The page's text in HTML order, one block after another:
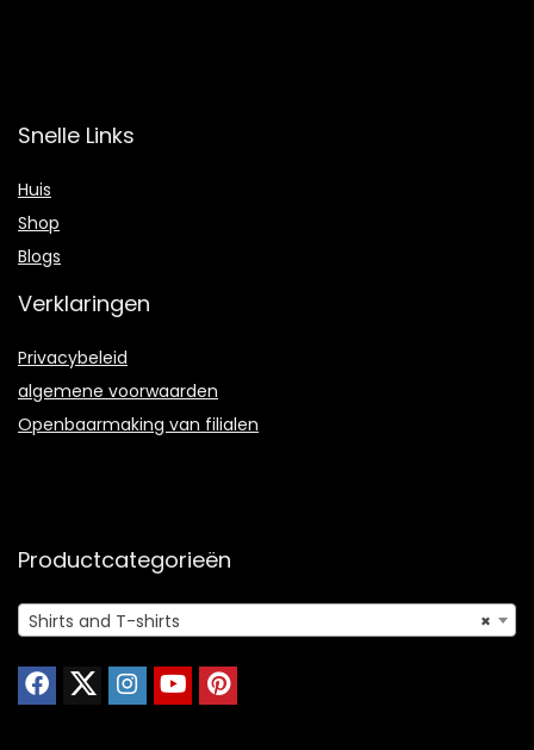
Snelle Links
Huis
Shop
Blogs
Verklaringen
Privacybeleid
algemene voorwaarden
Openbaarmaking van filialen
Productcategorieën
×
Shirts and T-shirts